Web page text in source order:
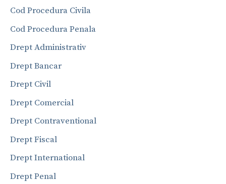
Cod Procedura Civila
Cod Procedura Penala
Drept Administrativ
Drept Bancar
Drept Civil
Drept Comercial
Drept Contraventional
Drept Fiscal
Drept International
Drept Penal